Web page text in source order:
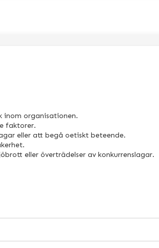
inom organisationen.
faktorer.
eller att begå oetiskt beteende.
eller överträdelser av konkurrenslagar.